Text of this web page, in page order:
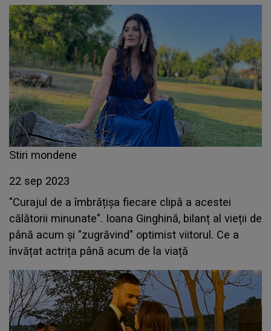
Stiri mondene
22 sep 2023
"Curajul de a îmbrățișa fiecare clipă a acestei
călătorii minunate". Ioana Ginghină, bilanț al vieții de
până acum și "zugrăvind" optimist viitorul. Ce a
învățat actrița până acum de la viață